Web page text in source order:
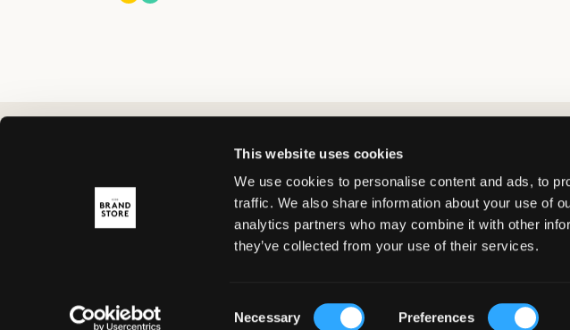
This website uses cookies
We use cookies to personalise content and ads, to
traffic. We also share information about your use of
analytics partners who may combine it with other
they’ve collected from your use of their services.
Necessary Preferences © Copyright